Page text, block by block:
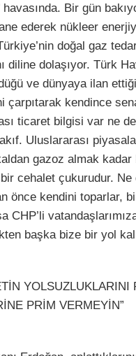
havasında. Bir gün
ederek nükleer
doğal gaz
diline dolaşıyor. Türk
ve dünyaya ilan
çarpıtarak kendince
ticaret bilgisi var ne
Uluslararası
gazoz almak kadar
cehalet çukurudur. Ne
önce kendini toparlar,
CHP’li
başka bize bir yol
YOLSUZLUKLARINI
PRİM VERMEYİN”